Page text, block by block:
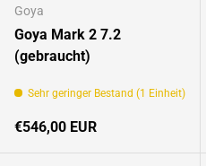
Goya
Goya Mark 2 7.2
(gebraucht)
Sehr geringer Bestand (1 Einheit)
Normaler Preis
€546,00 EUR